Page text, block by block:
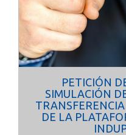
PETICIÓN
SIMULACIÓN
DE LA